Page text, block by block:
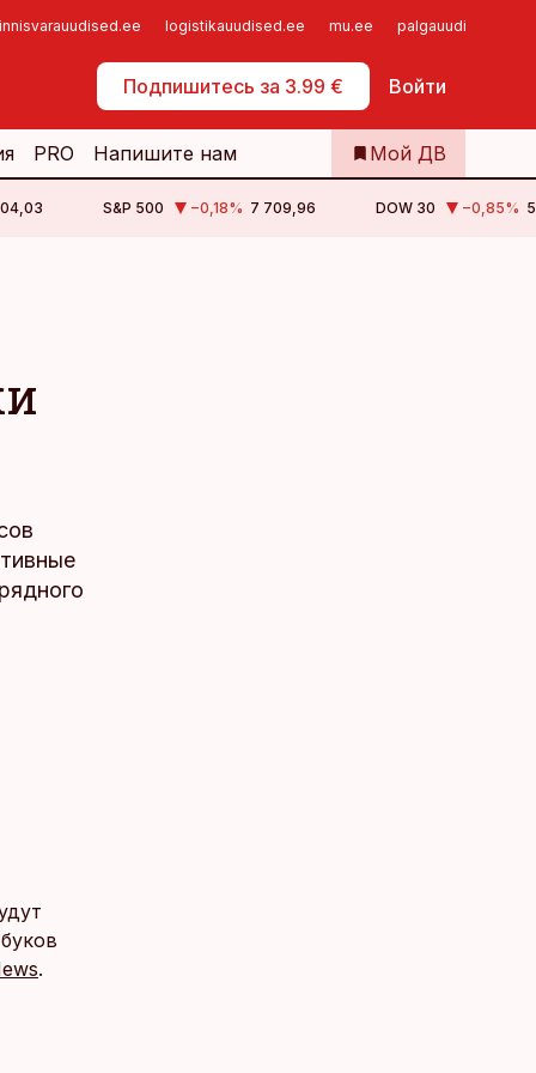
logistikauudised.ee mu.ee palgauudised.ee
Подпишитесь за 3.99 € Войти
Самообслуживание
PRO Напишите нам Мой ДВ
S&P 500 −0,18% 7 709,96 DOW 30 −0,85%
.